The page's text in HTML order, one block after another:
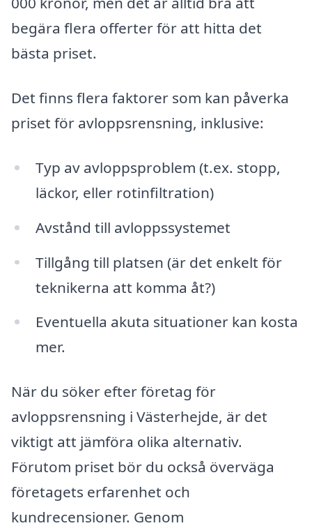
begära flera offerter för att hitta det
bästa priset.
Det finns flera faktorer som kan påverka
priset för avloppsrensning, inklusive:
Typ av avloppsproblem (t.ex. stopp,
läckor, eller rotinfiltration)
Avstånd till avloppssystemet
Tillgång till platsen (är det enkelt för
teknikerna att komma åt?)
Eventuella akuta situationer kan kosta
mer.
När du söker efter företag för
avloppsrensning i Västerhejde, är det
viktigt att jämföra olika alternativ.
Förutom priset bör du också överväga
företagets erfarenhet och
kundrecensioner. Genom